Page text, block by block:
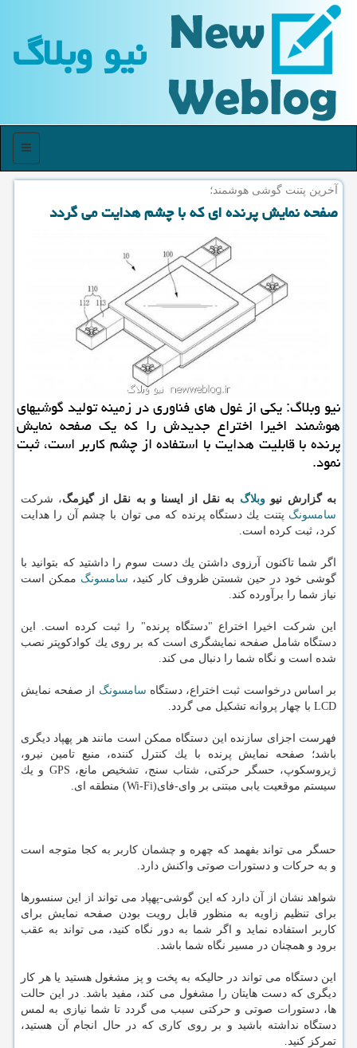
نیو وبلاگ
منو
آخرین پتنت گوشی هوشمند؛
صفحه نمایش پرنده ای كه با چشم هدایت می گردد
نیو وبلاگ: یكی از غول های فناوری در زمینه تولید گوشیهای
هوشمند اخیرا اختراع جدیدش را كه یك صفحه نمایش
پرنده با قابلیت هدایت با استفاده از چشم كاربر است، ثبت
نمود.
به گزارش نیووبلاگ به نقل از ایسنا و به نقل از گیزمگ، شركت
سامسونگ پتنت یك دستگاه پرنده كه می توان با چشم آن را هدایت
كرد، ثبت كرده است.
اگر شما تاكنون آرزوی داشتن یك دست سوم را داشتید كه بتوانید با
گوشی خود در حین شستن ظروف كار كنید، سامسونگ ممكن است
نیاز شما را برآورده كند.
این شركت اخیرا اختراع "دستگاه پرنده" را ثبت كرده است. این
دستگاه شامل صفحه نمایشگری است كه بر روی یك كوادكوپتر نصب
شده است و نگاه شما را دنبال می كند.
بر اساس درخواست ثبت اختراع، دستگاه سامسونگ از صفحه نمایش
LCD با چهار پروانه تشكیل می گردد.
فهرست اجزای سازنده این دستگاه ممكن است مانند هر پهپاد دیگری
باشد؛ صفحه نمایش پرنده با یك كنترل كننده، منبع تامین نیرو،
ژیروسكوپ، حسگر حركتی، شتاب سنج، تشخیص مانع، GPS و یك
سیستم موقعیت یابی مبتنی بر وای-فای(Wi-Fi) منطقه ای.
حسگر می تواند بفهمد كه چهره و چشمان كاربر به كجا متوجه است
و به حركات و دستورات صوتی واكنش دارد.
شواهد نشان از آن دارد كه این گوشی-پهپاد می تواند از این سنسورها
برای تنظیم زاویه به منظور قابل رویت بودن صفحه نمایش برای
كاربر استفاده نماید و اگر شما به دور نگاه كنید، می تواند به عقب
برود و همچنان در مسیر نگاه شما باشد.
این دستگاه می تواند در حالیكه به پخت و پز مشغول هستید یا هر كار
دیگری كه دست هایتان را مشغول می كند، مفید باشد. در این حالت
ها، دستورات صوتی و حركتی سبب می گردد تا شما نیازی به لمس
دستگاه نداشته باشید و بر روی كاری كه در حال انجام آن هستید،
تمركز كنید.